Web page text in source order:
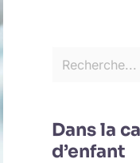
Dans la
d’enfant